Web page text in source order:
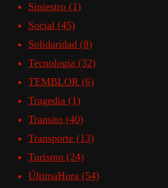
Siniestro (1)
Social (45)
Solidaridad (8)
Tecnologia (32)
TEMBLOR (6)
Tragedia (1)
Transito (40)
Transporte (13)
Turismo (24)
ÚltimaHora (54)